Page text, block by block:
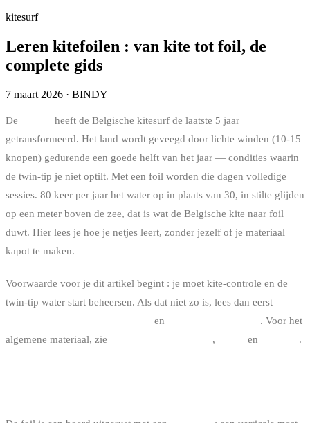
kitesurf
Leren kitefoilen : van kite tot foil, de
complete gids
7 maart 2026 · BINDY
De
heeft de Belgische kitesurf de laatste 5 jaar
getransformeerd. Het land wordt geveegd door lichte winden (10-15
knopen) gedurende een goede helft van het jaar — condities waarin
de twin-tip je niet optilt. Met een foil worden die dagen volledige
sessies. 80 keer per jaar het water op in plaats van 30, in stilte glijden
op een meter boven de zee, dat is wat de Belgische kite naar foil
duwt. Hier lees je hoe je netjes leert, zonder jezelf of je materiaal
kapot te maken.
Voorwaarde voor je dit artikel begint : je moet kite-controle en de
twin-tip water start beheersen. Als dat niet zo is, lees dan eerst
en
. Voor het
algemene materiaal, zie
, en .